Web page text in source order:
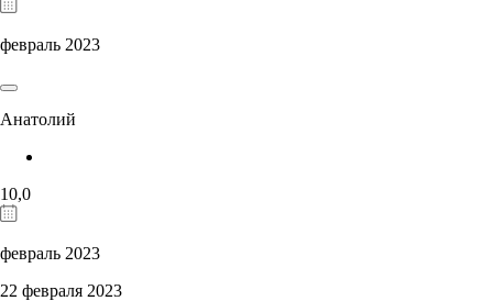
февраль 2023
Анатолий
10,0
февраль 2023
22 февраля 2023